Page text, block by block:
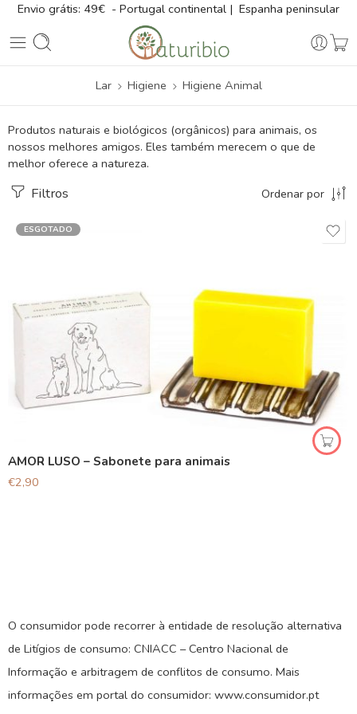
Envio grátis: 49€ - Portugal continental | Espanha peninsular
Lar Higiene Higiene Animal
Produtos naturais e biológicos (orgânicos) para animais, os
nossos melhores amigos. Eles também merecem o que de
melhor oferece a natureza.
Filtros Ordenar por
ESGOTADO
AMOR LUSO – Sabonete para animais
€2,90
O consumidor pode recorrer à entidade de resolução alternativa
de Litígios de consumo: CNIACC – Centro Nacional de
Informação e arbitragem de conflitos de consumo. Mais
informações em portal do consumidor: www.consumidor.pt